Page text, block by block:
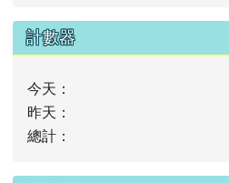
計數器
今天：
昨天：
總計：